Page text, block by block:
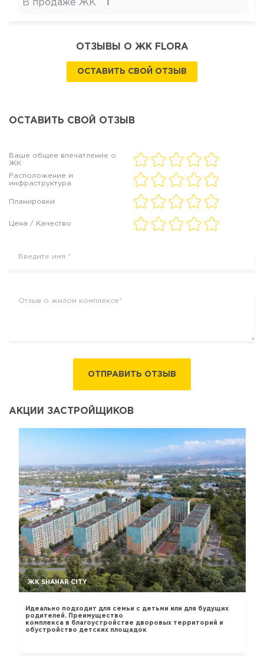
В продаже ЖК
ОТЗЫВЫ О ЖК FLORA
ОСТАВИТЬ СВОЙ ОТЗЫВ
ОСТАВИТЬ СВОЙ ОТЗЫВ
Ваше общее впечатление о
ЖК
Расположение и
инфраструктура
Планировки
Цена / Качество
ОТПРАВИТЬ ОТЗЫВ
АКЦИИ ЗАСТРОЙЩИКОВ
ЖК SHAHAR CITY
Идеально подходит для семьи с детьми или для будущих
родителей. Преимущество
комплекса в благоустройстве дворовых территорий и
обустройство детских площадок